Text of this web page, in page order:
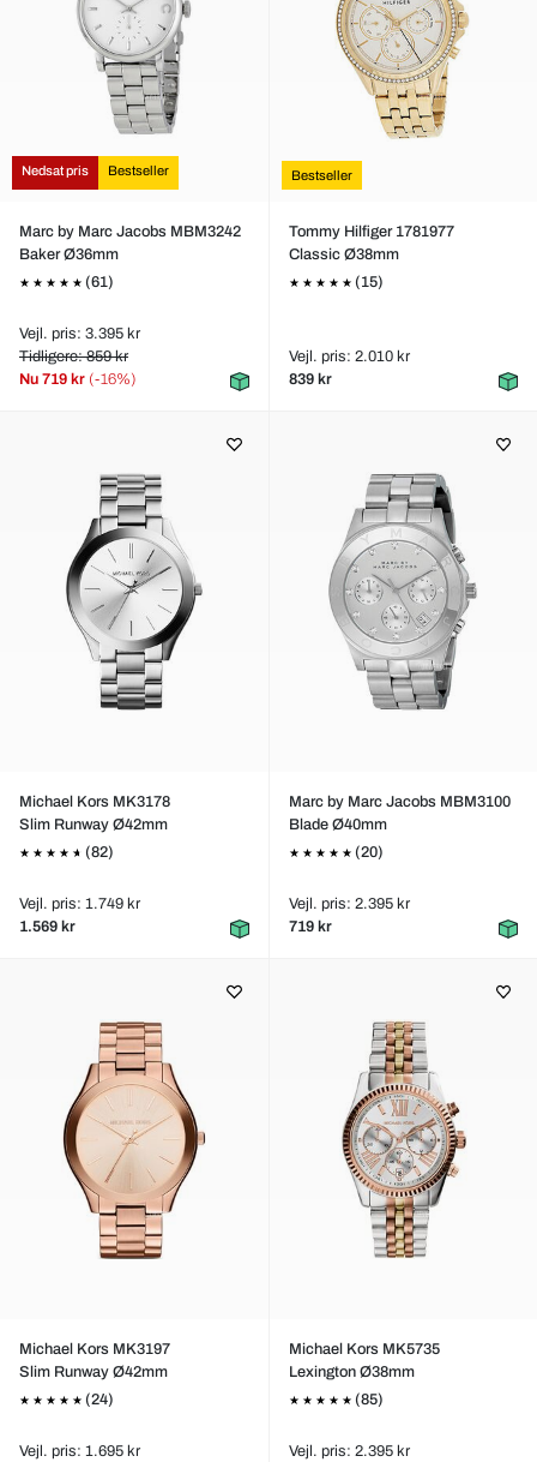
Nedsat pris Bestseller
Marc by Marc Jacobs MBM3242
Baker Ø36mm
(61)
Vejl. pris: 3.395 kr
Tidligere: 859 kr
Nu 719 kr (-16%)
Bestseller
Tommy Hilfiger 1781977
Classic Ø38mm
(15)
Vejl. pris: 2.010 kr
839 kr
Michael Kors MK3178
Slim Runway Ø42mm
(82)
Vejl. pris: 1.749 kr
1.569 kr
Marc by Marc Jacobs MBM3100
Blade Ø40mm
(20)
Vejl. pris: 2.395 kr
719 kr
Michael Kors MK3197
Slim Runway Ø42mm
(24)
Vejl. pris: 1.695 kr
Michael Kors MK5735
Lexington Ø38mm
(85)
Vejl. pris: 2.395 kr